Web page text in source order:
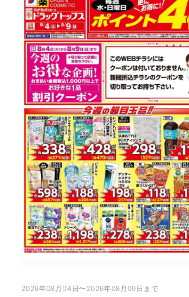
2026年08月04日〜2026年08月09日まで